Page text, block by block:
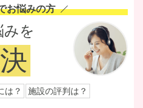
お悩みの方
みを
は？ 施設の評判は？